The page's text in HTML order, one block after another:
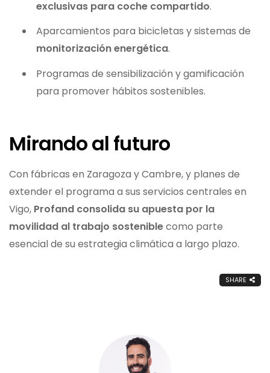
exclusivas para coche compartido.
Aparcamientos para bicicletas y sistemas de
monitorización energética.
Programas de sensibilización y gamificación
para promover hábitos sostenibles.
Mirando al futuro
Con fábricas en Zaragoza y Cambre, y planes de
extender el programa a sus servicios centrales en
Vigo, Profand consolida su apuesta por la
movilidad al trabajo sosteniblecomo parte
esencial de su estrategia climática a largo plazo.
SHARE